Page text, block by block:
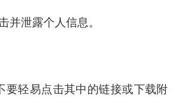
并泄露个人信息。
要轻易点击其中的链接或下载附